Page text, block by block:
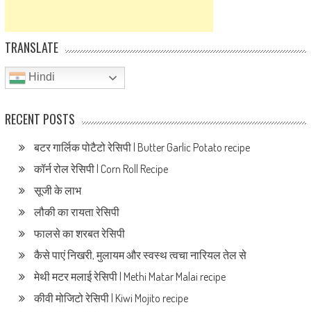
TRANSLATE
Hindi
RECENT POSTS
बटर गार्लिक पोटैटो रेसिपी | Butter Garlic Potato recipe
कॉर्न रोल रेसिपी | Corn Roll Recipe
सूजी के लाभ
लौकी का रायता रेसिपी
फालसे का शरबत रेसिपी
कैसे पाएं निखरी, मुलायम और स्वस्थ त्वचा नारियल तेल से
मेथी मटर मलाई रेसिपी | Methi Matar Malai recipe
कीवी मोजिटो रेसिपी | Kiwi Mojito recipe